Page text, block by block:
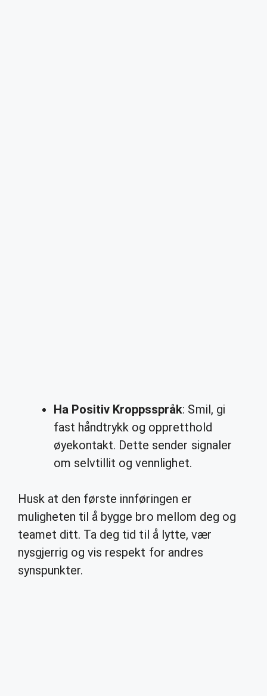
Ha Positiv Kroppsspråk: Smil, gi
fast håndtrykk og oppretthold
øyekontakt. Dette sender signaler
om selvtillit og vennlighet.
Husk at den første innføringen er
muligheten til å bygge bro mellom deg og
teamet ditt. Ta deg tid til å lytte, vær
nysgjerrig og vis respekt for andres
synspunkter.